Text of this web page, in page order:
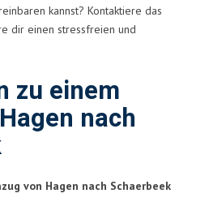
kannst? Kontaktiere das
dir einen stressfreien und
zu einem
nach
von Hagen nach Schaerbeek